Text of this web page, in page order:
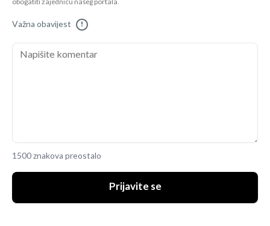
obogatiti zajednicu našeg portala.
Važna obavijest !
1500 znakova preostalo
Prijavite se